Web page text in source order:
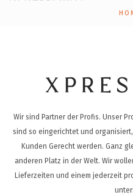
KAMPAGNE
BLOG
KONTAKT
Wir sind Partner der Profis. Unser
sind so eingerichtet und
Kunden Gerecht werden. Ganz
anderen Platz in der Welt. Wir
Lieferzeiten und einem jederzeit